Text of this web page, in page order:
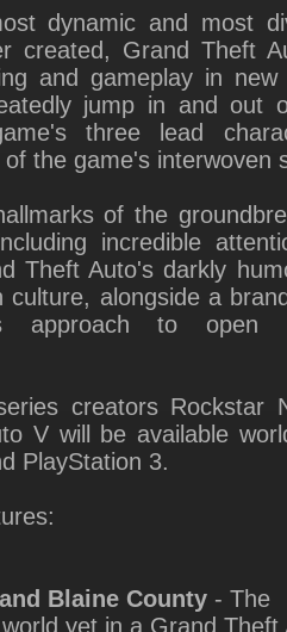
and gameplay in new
jump in and out
three lead
the game's interwoven
of the
incredible
Theft Auto's darkly
alongside a brand
approach to open
creators Rockstar
V will be available
PlayStation 3.
Blaine County
- the entire world of